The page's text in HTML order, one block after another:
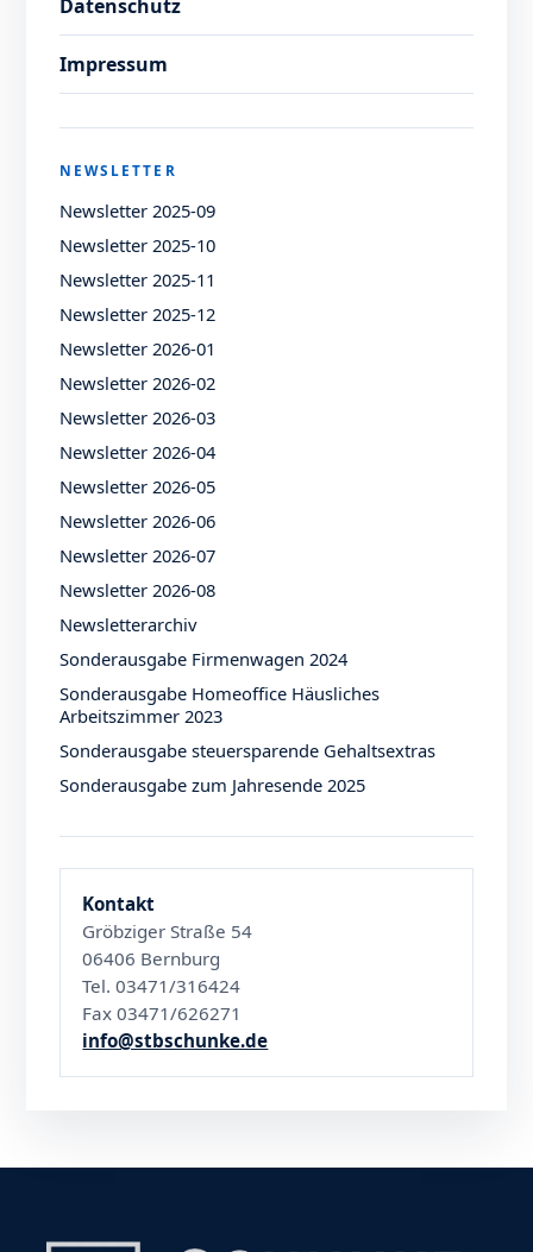
Datenschutz
Impressum
NEWSLETTER
Newsletter 2025-09
Newsletter 2025-10
Newsletter 2025-11
Newsletter 2025-12
Newsletter 2026-01
Newsletter 2026-02
Newsletter 2026-03
Newsletter 2026-04
Newsletter 2026-05
Newsletter 2026-06
Newsletter 2026-07
Newsletter 2026-08
Newsletterarchiv
Sonderausgabe Firmenwagen 2024
Sonderausgabe Homeoffice Häusliches
Arbeitszimmer 2023
Sonderausgabe steuersparende Gehaltsextras
Sonderausgabe zum Jahresende 2025
Kontakt
Gröbziger Straße 54
06406 Bernburg
Tel. 03471/316424
Fax 03471/626271
info@stbschunke.de